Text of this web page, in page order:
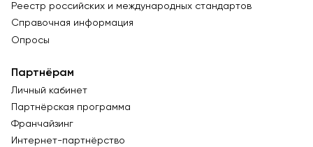
Реестр российских и международных стандартов
Справочная информация
Опросы
Партнёрам
Личный кабинет
Партнёрская программа
Франчайзинг
Интернет-партнёрство